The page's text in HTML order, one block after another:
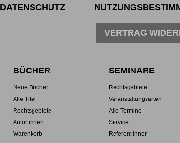
DATENSCHUTZ
VERTRAG
BÜCHER
Neue Bücher
Alle Titel
Rechtsgebiete
Autor:innen
Warenkorb
SEMINARE
Rechtsgebiete
Veranstaltungsarten
Alle Termine
Service
Referent:innen